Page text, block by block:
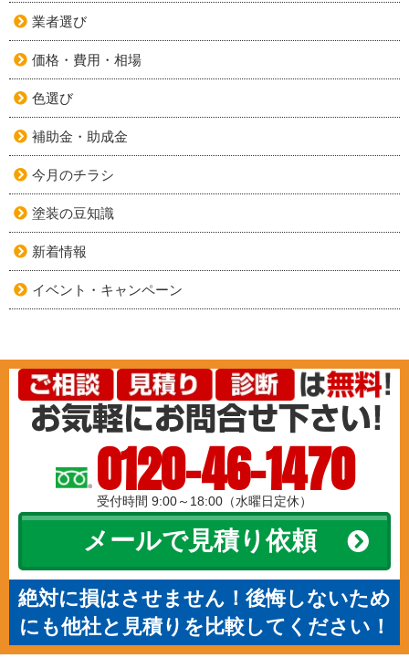
業者選び
価格・費用・相場
色選び
補助金・助成金
今月のチラシ
塗装の豆知識
新着情報
イベント・キャンペーン
0120-46-1470
受付時間 9:00～18:00（水曜日定休）
メールで見積り依頼
絶対に損はさせません！後悔しないため
にも他社と見積りを比較してください！